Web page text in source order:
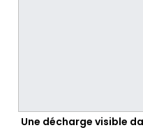
Une décharge visible